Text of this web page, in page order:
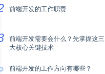
前端开发的工作职责
前端开发需要会什么？先掌握这三
大核心关键技术
前端开发的工作方向有哪些？